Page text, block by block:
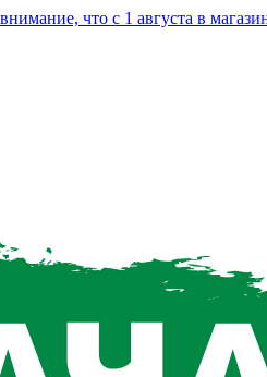
что с 1 августа в магазине